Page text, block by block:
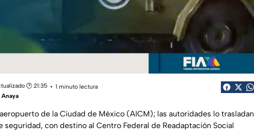
🕑 21:35
1 minuto lectura
de la Ciudad de México (AICM); las autoridades lo trasladan
con destino al Centro Federal de Readaptación Social